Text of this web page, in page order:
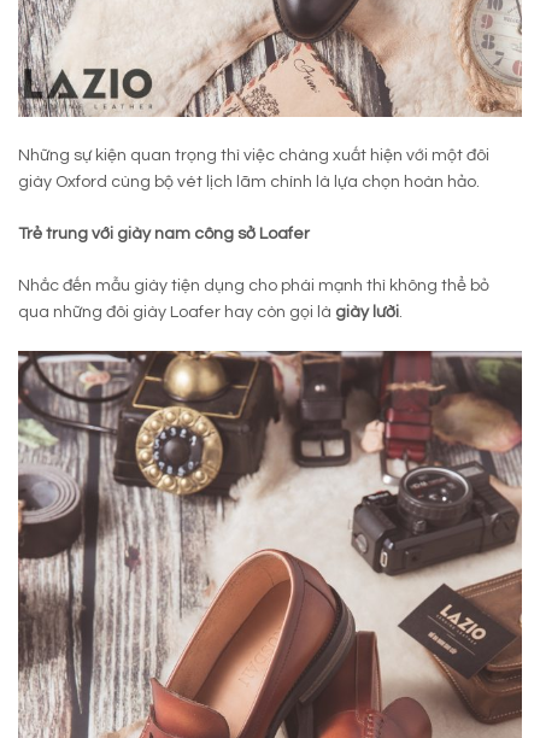
Những sự kiện quan trọng thì việc chàng xuất hiện với một đôi
giày Oxford cùng bộ vét lịch lãm chính là lựa chọn hoàn hảo.
Trẻ trung với giày nam công sở Loafer
Nhắc đến mẫu giày tiện dụng cho phái mạnh thì không thể bỏ
qua những đôi giày Loafer hay còn gọi là giày lười.